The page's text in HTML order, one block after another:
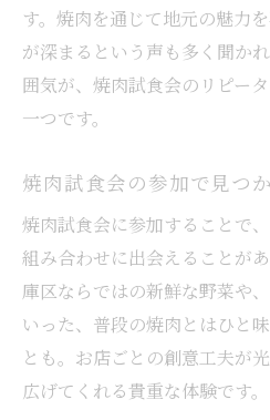
す。焼肉を通じて地元の魅力
が深まるという声も多く聞か
囲気が、焼肉試食会のリピー
一つです。
焼肉試食会の参加で見つ
焼肉試食会に参加することで
組み合わせに出会えることが
庫区ならではの新鮮な野菜や
いった、普段の焼肉とはひと
とも。お店ごとの創意工夫が
広げてくれる貴重な体験です。